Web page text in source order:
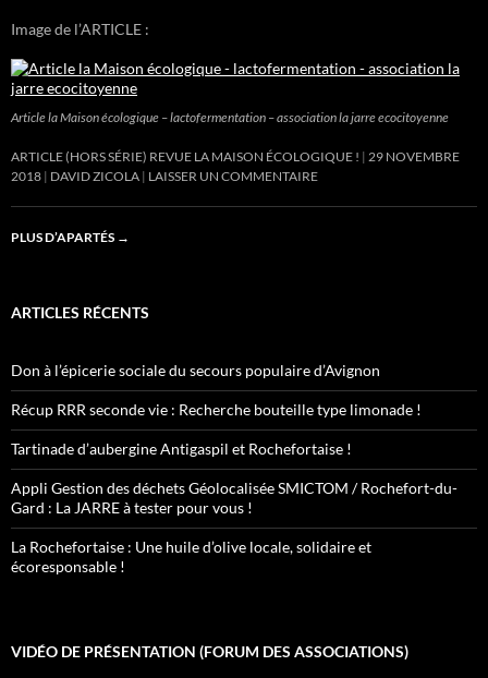
Image de l’ARTICLE :
Article la Maison écologique – lactofermentation – association la jarre ecocitoyenne
ARTICLE (HORS SÉRIE) REVUE LA MAISON ÉCOLOGIQUE !
29 NOVEMBRE
2018 DAVID ZICOLA LAISSER UN COMMENTAIRE
PLUS D’APARTÉS →
ARTICLES RÉCENTS
Don à l’épicerie sociale du secours populaire d’Avignon
Récup RRR seconde vie : Recherche bouteille type limonade !
Tartinade d’aubergine Antigaspil et Rochefortaise !
Appli Gestion des déchets Géolocalisée SMICTOM / Rochefort-du-
Gard : La JARRE à tester pour vous !
La Rochefortaise : Une huile d’olive locale, solidaire et
écoresponsable !
VIDÉO DE PRÉSENTATION (FORUM DES ASSOCIATIONS)